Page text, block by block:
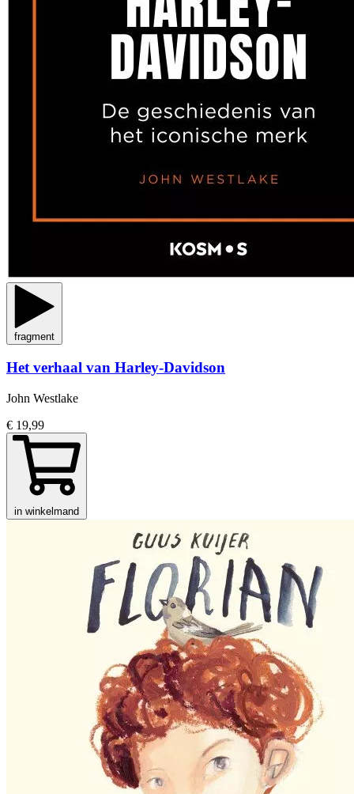
fragment
Het verhaal van Harley-Davidson
John Westlake
€ 19,99
in winkelmand